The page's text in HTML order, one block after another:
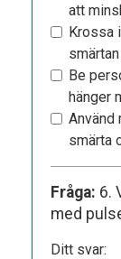
att
Krossa
Be
hänger
Använd
smärta
Fråga: 6.
med
Ditt svar: